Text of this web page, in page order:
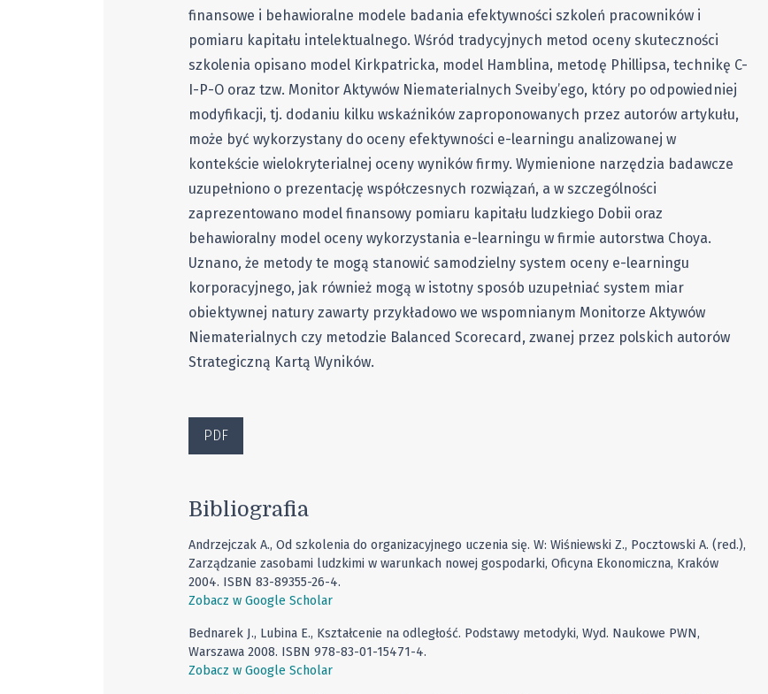
finansowe i behawioralne modele badania efektywności szkoleń pracowników i
pomiaru kapitału intelektualnego. Wśród tradycyjnych metod oceny skuteczności
szkolenia opisano model Kirkpatricka, model Hamblina, metodę Phillipsa, technikę C-
I-P-O oraz tzw. Monitor Aktywów Niematerialnych Sveiby’ego, który po odpowiedniej
modyfikacji, tj. dodaniu kilku wskaźników zaproponowanych przez autorów artykułu,
może być wykorzystany do oceny efektywności e-learningu analizowanej w
kontekście wielokryterialnej oceny wyników firmy. Wymienione narzędzia badawcze
uzupełniono o prezentację współczesnych rozwiązań, a w szczególności
zaprezentowano model finansowy pomiaru kapitału ludzkiego Dobii oraz
behawioralny model oceny wykorzystania e-learningu w firmie autorstwa Choya.
Uznano, że metody te mogą stanowić samodzielny system oceny e-learningu
korporacyjnego, jak również mogą w istotny sposób uzupełniać system miar
obiektywnej natury zawarty przykładowo we wspomnianym Monitorze Aktywów
Niematerialnych czy metodzie Balanced Scorecard, zwanej przez polskich autorów
Strategiczną Kartą Wyników.
PDF
Bibliografia
Andrzejczak A., Od szkolenia do organizacyjnego uczenia się. W: Wiśniewski Z., Pocztowski A. (red.),
Zarządzanie zasobami ludzkimi w warunkach nowej gospodarki, Oficyna Ekonomiczna, Kraków
2004. ISBN 83-89355-26-4.
Zobacz w Google Scholar
Bednarek J., Lubina E., Kształcenie na odległość. Podstawy metodyki, Wyd. Naukowe PWN,
Warszawa 2008. ISBN 978-83-01-15471-4.
Zobacz w Google Scholar